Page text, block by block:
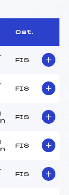
Cat.
FIS
FIS
FIS
FIS
FIS